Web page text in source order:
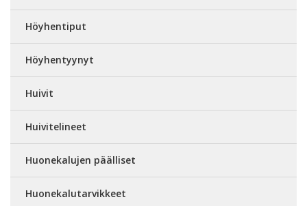
Höyhentiput
Höyhentyynyt
Huivit
Huivitelineet
Huonekalujen päälliset
Huonekalutarvikkeet